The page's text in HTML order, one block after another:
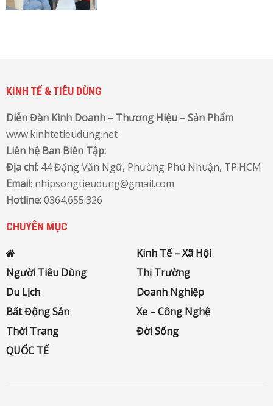
KINH TẾ & TIÊU DÙNG
Diễn Đàn Kinh Doanh – Thương Hiệu – Sản Phẩm
www.kinhtetieudung.net
Liên hệ Ban Biên Tập:
Địa chỉ: 44 Đặng Văn Ngữ, Phường Phú Nhuận, TP.HCM
Email: nhipsongtieudung@gmail.com
Hotline:0364.655.326
CHUYÊN MỤC
Kinh Tế – Xã Hội
Người Tiêu Dùng
Thị Trường
Du Lịch
Doanh Nghiệp
Bất Động Sản
Xe – Công Nghệ
Thời Trang
Đời Sống
QUỐC TẾ